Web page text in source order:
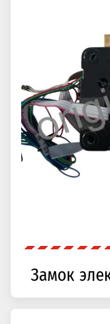
Замок